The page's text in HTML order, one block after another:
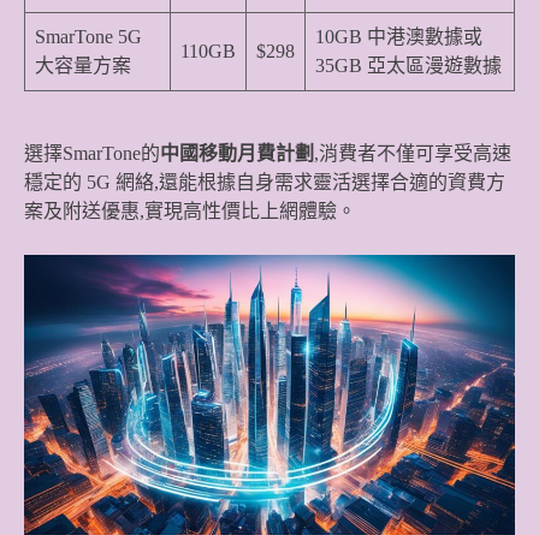
SmarTone 5G
大容量方案
110GB $298
10GB 中港澳數據或
35GB 亞太區漫遊數據
選擇SmarTone的中國移動月費計劃 ,消費者不僅可享受高速
穩定的 5G 網絡,還能根據自身需求靈活選擇合適的資費方
案及附送優惠,實現高性價比上網體驗。